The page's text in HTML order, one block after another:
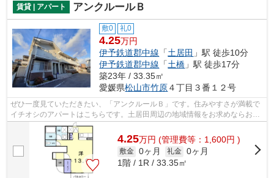
賃貸 | アパート アンクルールＢ
敷0 礼0
4.25万円
伊予鉄道郡中線 「土居田 」駅 徒歩10分
伊予鉄道郡中線 「土橋 」駅 徒歩17分
築23年 / 33.35㎡
愛媛県松山市竹原４丁目３番１２号
ぜひ一度見ていただきたい、「アンクルールＢ」です。住みやすさが満載で
イチオシのアパートはこちらです。土居田周辺の地域情報をお求めならお任
せください！地元密着の当社が、お客...
4.25万円 (管理費等：1,600円 )
敷金 0ヶ月 礼金 0ヶ月
1階 / 1R / 33.35㎡